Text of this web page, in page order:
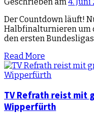
Der Countdown läuft!
Halbfinalturnieren um
den ersten
Read More
TV Refrath reist mit
Wipperfürth